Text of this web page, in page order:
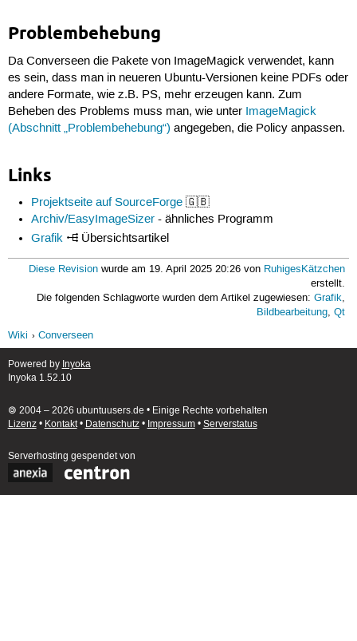
Problembehebung
Da Converseen die Pakete von ImageMagick verwendet, kann
es sein, dass man in neueren Ubuntu-Versionen keine PDFs oder
andere Formate, wie z.B. PS, mehr erzeugen kann. Zum
Beheben des Problems muss man, wie unter ImageMagick
(Abschnitt „Problembehebung“) angegeben, die Policy anpassen.
Links
Projektseite auf SourceForge 🇬🇧
Archiv/EasyImageSizer - ähnliches Programm
Grafik
Übersichtsartikel
Diese Revision wurde am 19. April 2025 20:26 von RuhigesKätzchen
erstellt.
Die folgenden Schlagworte wurden dem Artikel zugewiesen:Grafik,
Bildbearbeitung,Qt
Wiki
Converseen
Powered by Inyoka
Inyoka 1.52.10
🄯 2004 – 2026 ubuntuusers.de • Einige Rechte vorbehalten
Lizenz• Kontakt• Datenschutz• Impressum• Serverstatus
Serverhosting gespendet von